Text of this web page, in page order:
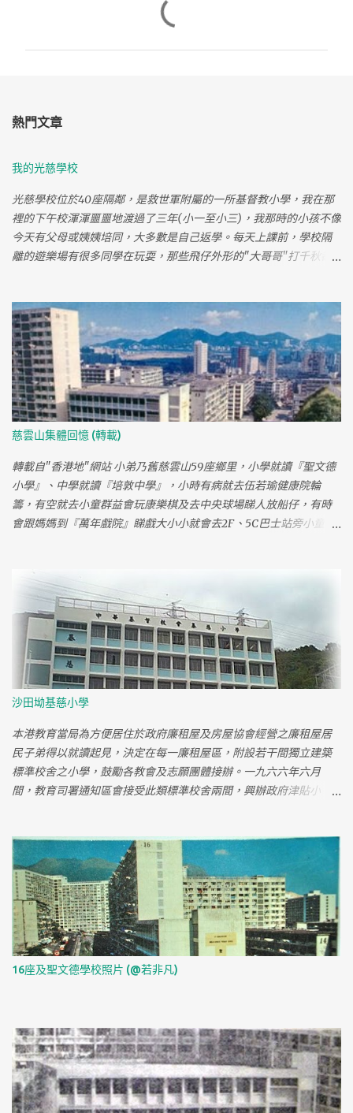
熱門文章
我的光慈學校
光慈學校位於40座隔鄰，是救世軍附屬的一所基督教小學，我在那
裡的下午校渾渾噩噩地渡過了三年(小一至小三)，我那時的小孩不像
今天有父母或姨姨培同，大多數是自己返學。每天上課前，學校隔
離的遊樂場有很多同學在玩耍，那些飛仔外形的"大哥哥"打千秋都
戲，那時慈雲山有很多流浪狗，我們有時會用棍叉狗屎來玩，或玩
下老鼠籠，雖然無聊但很好開心。 逢星期六的早會都有一個著軍服
的男人用國語來講耶穌，而且一講便個幾鐘，對年紀少的我只覺既
悶又辛苦。 細個時不知讀書為何物只顧嬉戲，默書都在低分中徘
徊，不知是否這樣養成今天很善忘。 小息時常玩推同學入女廁或玩
閹人，有時會跟同學夾錢買"孖條"食，那時亦很流行食散裝很大塊
圓形的蝦片，到三年班時試過跟同學玩兵捉賊不知如何頭撞柱流
血，媽媽為此事來學校見校長，不久又玩打架令手較裂了，還因此
去了幾次鳳凰新村的梁祥睇跌打，或許媽媽覺得這間小學校風不
好，小四便轉校到47座的聖鮑思高讀書，結束了光慈的生活。 光慈
學校是在慈雲山重建前已停辦，今天我已完全忘記光慈裡同學和老
師的名字，在網上亦未能找到一點兒有關光慈的資料，彷彿光慈學
慈雲山集體回憶 (轉載)
轉載自"香港地"網站 小弟乃舊慈雲山59座鄉里，小學就讀『聖文德
小學』、中學就讀『培敦中學』，小時有病就去伍若瑜健康院輪
籌，有空就去小童群益會玩康樂棋及去中央球場睇人放船仔，有時
會跟媽媽到『萬年戲院』睇戲大小小就會去2F、5C巴士站旁小童機
座既中心幼稚園架~~~~~呵呵！ 123座，是近毓華街的座，或是沙
田坳道的123座？我在鳳凰新村的『聖西門幼稚園』讀書 當然係向旺
角坐小巴過左香島中學，就叫 " 斜路 " 有落~~~~~ 個 1.2.3.座啦~~~
你知唔知你的123座在未拆之前變成了飛虎隊訓練教場 哈！唔知呀！
未拆之前十年左右我都搬左~~ 不過早排我都有上去慈雲山中心，鳳
德飲茶~~~~~~~~~ 四十八座,住左廾幾年,而家ｏ的路都改埋! 駕車返
去都唔同晒. 四十八座是不是近觀音山腳那邊 搬去樂富，你都算好早
搬走個堆 住過鳳凰村有無計傾呀??? 歡迎，我細個成日去鳳凰村架
小時我好百厭,經常扭親手腳...然後就經常幫襯"梁華跌打"你有無幫襯
過?知吾知重現壯? 我有幫襯過，但之後發現隔離香國成醫館仲正，
還記得有次去那兒睇跌打，係對面酒樓斜坡上見到一隻成隻貓咁大
老鼠，成間醫館人都走出去睇我住0左慈雲山30幾年, 住過2 座, 未走
我小時得閒就去東區及南區借書, 有一年仲有玩具借, 不過過左一陣就
無左. 前一陣子去過123座果到, 唔同晒啦, 要locate 以前 D building 都
有 D 難度. 反而是萬年果堆私家樓就無點變, 當然萬年及寶爵就無左
啦. 中學剛開始去打機, 去得最多的機竇就係鳳凰村間瑞利, 書局就去
聖B對面間書局, 不過一時記唔起個名. BTW, 講起書局, 好似萬年後面
果間導航者仲係度喎, 係咪? 想想0下導航者都有成廿幾年啦． 我當
年曾住鳳凰村時與吳鎮宇為街坊，時見佢喜穿一身米白乾濕褸， 飄
逸有型，甚有明星風範，但當時他還...
沙田坳基慈小學
本港教育當局為方便居住於政府廉租屋及房屋協會經營之廉租屋居
民子弟得以就讀起見，決定在每一廉租屋區，附設若干間獨立建築
標準校舍之小學，鼓勵各教會及志願團體接辦。一九六六年六月
間，教育司署通知區會接受此類標準校舍兩間，興辦政府津貼小
間有課室廿四個，特別室三個，地下為禮堂，各可收容學童二千一
百六十人。 一九六八年八月，本會接收基慈校舍後，即行裝修，購
置校具，並一面佈告招生，先開上午校，招二十班，十月一日開
課，十一月卅日舉行開幕典禮，請助理教育司博德先生主持揭幕。
註: 基慈小學是現存慈雲山沒有被拆卸的屋村小學。
16座及聖文德學校照片 (@若非凡)